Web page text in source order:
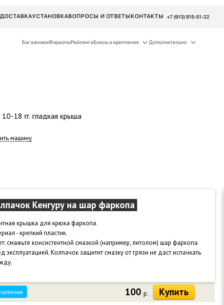
ДОСТАВКАУСТАНОВКАВОПРОСЫ И ОТВЕТЫКОНТАКТЫ +7 (913) 915-51-22
БагажникиФаркопыРейлингиБоксы и крепления Дополнительно
18 гг. гладкая крыша
машину
Кенгуру на шар фаркопа
крышка для крюка фаркопа.
- крепкий пластик.
смажьте консистентной смазкой (например, литолом) шар фаркопа
эксплуатацией. Колпачок защитит смазку от грязи не даст испачкать
100р. Купить